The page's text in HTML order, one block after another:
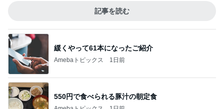
どっちが本当のマザコンか言った妻